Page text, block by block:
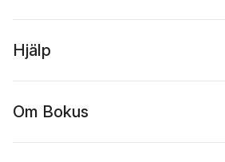
Hjälp
Om Bokus